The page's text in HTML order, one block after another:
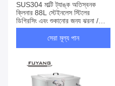
SUS304 মাল্টি ট্যাঙ্ক অতিস্বনক
ক্লিনার 88L স্টেইনলেস স্টিলের
ডিগ্রিসিং এবং শুকানোর জন্য ঝরনা /
ফিল্টার / ড্রায়ার সহ
সেরা মূল্য পান